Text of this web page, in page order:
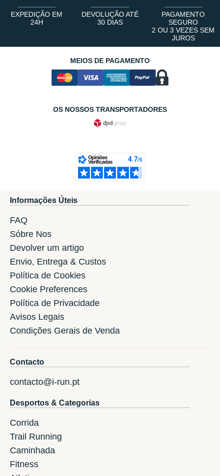
EXPEDIÇÃO EM
24H
DEVOLUÇÃO ATÉ
30 DIAS
PAGAMENTO
SEGURO
2 OU 3 VEZES SEM
JUROS
MEIOS DE PAGAMENTO
OS NOSSOS TRANSPORTADORES
Informações Úteis
FAQ
Sóbre Nos
Devolver um artigo
Envio, Entrega & Custos
Política de Cookies
Cookie Preferences
Política de Privacidade
Avisos Legais
Condições Gerais de Venda
Contacto
contacto@i-run.pt
Desportos & Categorias
Corrida
Trail Running
Caminhada
Fitness